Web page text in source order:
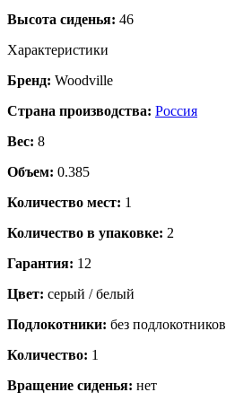
Высота сиденья: 46
Характеристики
Бренд: Woodville
Страна производства: Россия
Вес: 8
Объем: 0.385
Количество мест: 1
Количество в упаковке: 2
Гарантия: 12
Цвет: серый / белый
Подлокотники: без подлокотников
Количество: 1
Вращение сиденья: нет